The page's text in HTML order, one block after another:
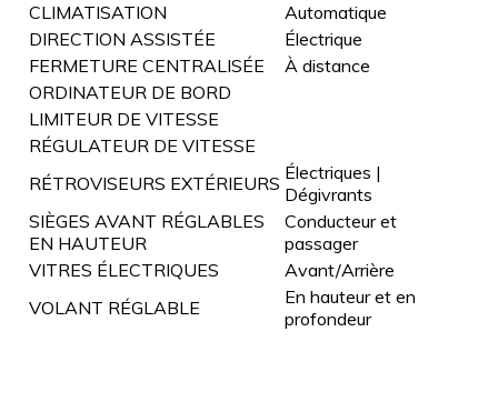
CLIMATISATION
Automatique
DIRECTION ASSISTÉE
Électrique
FERMETURE CENTRALISÉE
À distance
ORDINATEUR DE BORD
LIMITEUR DE VITESSE
RÉGULATEUR DE VITESSE
RÉTROVISEURS EXTÉRIEURS Électriques |
Dégivrants
SIÈGES AVANT RÉGLABLES
EN HAUTEUR
Conducteur et
passager
VITRES ÉLECTRIQUES
Avant/Arrière
VOLANT RÉGLABLE
En hauteur et en
profondeur